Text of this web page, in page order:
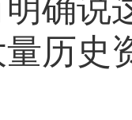
明确说
历史